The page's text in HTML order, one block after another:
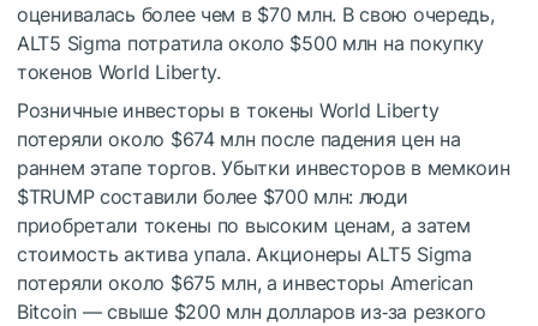
оценивалась более чем в $70 млн. В свою очередь,
ALT5 Sigma потратила около $500 млн на покупку
токенов World Liberty.
Розничные инвесторы в токены World Liberty
потеряли около $674 млн после падения цен на
раннем этапе торгов. Убытки инвесторов в мемкоин
$TRUMPсоставили более $700 млн: люди
приобретали токены по высоким ценам, а затем
стоимость актива упала. Акционеры ALT5 Sigma
потеряли около $675 млн, а инвесторы American
Bitcoin — свыше $200 млн долларов из‑за резкого